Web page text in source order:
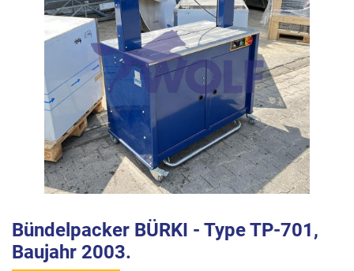
Bündelpacker BÜRKI - Type TP-701,
Baujahr 2003.